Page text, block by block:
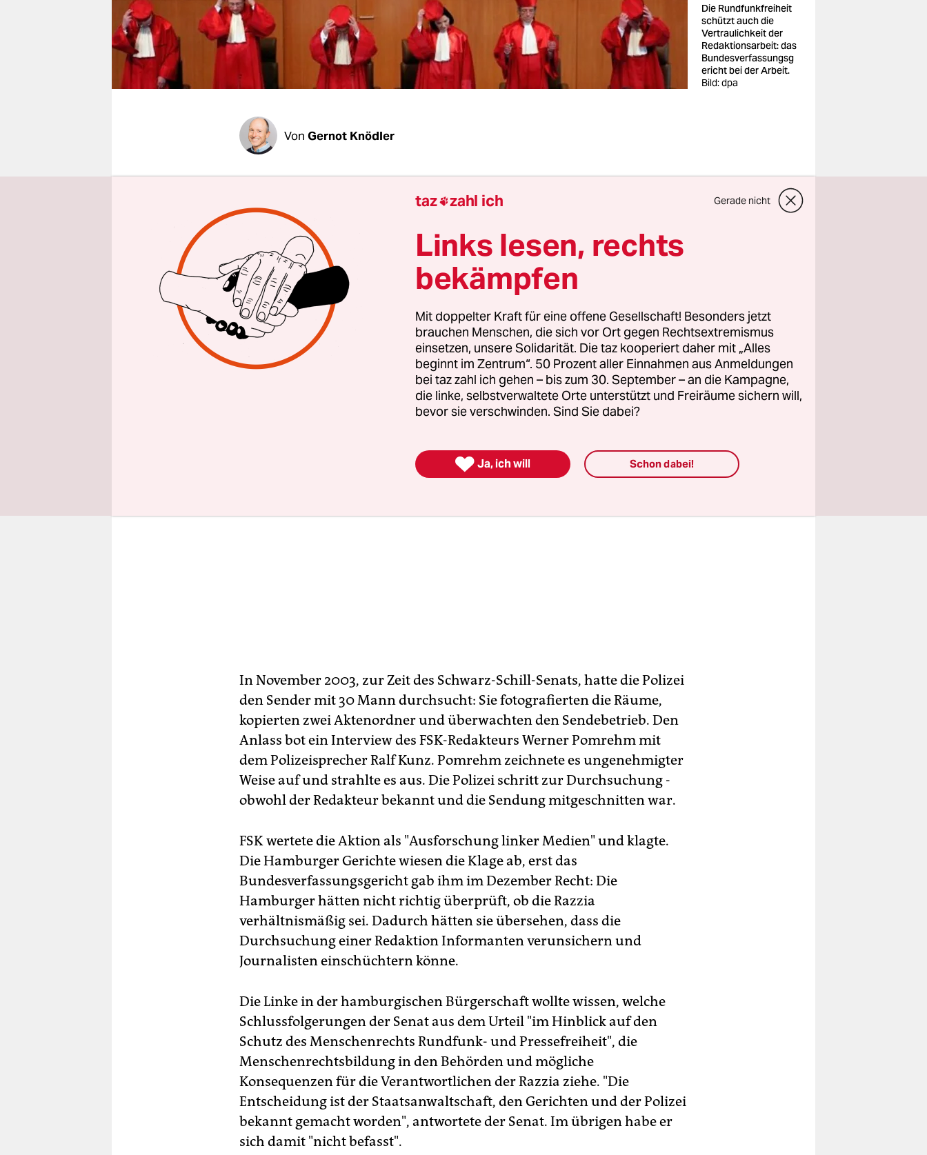
fragen & hilfe
unterstützen
abo
genossenschaft
Die Rundfunkfreiheit
schützt auch die
Vertraulichkeit der
Redaktionsarbeit: das
Bundesverfassungsg
ericht bei der Arbeit.
Bild: dpa
Von Gernot Knödler
| Eine Razzia beim linken Hamburger Radiosender FSK
war illegal. Der Senat hat sich nicht mit Konsequenzen daraus befasst.
Akten zum Polizeieinsatz wurden vernichtet
Die unverhältnismäßige Durchsuchung des Hamburger Radiosenders
"Freies Sender Kombinat" (FSK) ist ohne Folgen geblieben. Wie der CDU-
Senat auf Anfrage der Linksfraktion mitteilte, hat er keine Schlüsse aus
einem Urteil des Bundesverfassungsgerichts gezogen, das die Razzia
bei dem linken Sender für verfassungswidrig erklärte. Zu den Kosten
des aufwändigen Polizeieinsatzes könne er nichts sagen - die
Ermittlungsakten seien "zwischenzeitlich vernichtet" worden.
In November 2003, zur Zeit des Schwarz-Schill-Senats, hatte die Polizei
den Sender mit 30 Mann durchsucht: Sie fotografierten die Räume,
kopierten zwei Aktenordner und überwachten den Sendebetrieb. Den
Anlass bot ein Interview des FSK-Redakteurs Werner Pomrehm mit
dem Polizeisprecher Ralf Kunz. Pomrehm zeichnete es ungenehmigter
Weise auf und strahlte es aus. Die Polizei schritt zur Durchsuchung -
obwohl der Redakteur bekannt und die Sendung mitgeschnitten war.
FSK wertete die Aktion als "Ausforschung linker Medien" und klagte.
Die Hamburger Gerichte wiesen die Klage ab, erst das
Bundesverfassungsgericht gab ihm im Dezember Recht: Die
Hamburger hätten nicht richtig überprüft, ob die Razzia
verhältnismäßig sei. Dadurch hätten sie übersehen, dass die
Durchsuchung einer Redaktion Informanten verunsichern und
Journalisten einschüchtern könne.
Die Linke in der hamburgischen Bürgerschaft wollte wissen, welche
Schlussfolgerungen der Senat aus dem Urteil "im Hinblick auf den
Schutz des Menschenrechts Rundfunk- und Pressefreiheit", die
Menschenrechtsbildung in den Behörden und mögliche
Konsequenzen für die Verantwortlichen der Razzia ziehe. "Die
Entscheidung ist der Staatsanwaltschaft, den Gerichten und der Polizei
bekannt gemacht worden", antwortete der Senat. Im übrigen habe er
sich damit "nicht befasst".
taz zahl ich Gerade nicht
Links lesen, rechts
bekämpfen
Mit doppelter Kraft für eine offene Gesellschaft! Besonders jetzt
brauchen Menschen, die sich vor Ort gegen Rechtsextremismus
einsetzen, unsere Solidarität. Die taz kooperiert daher mit „Alles
beginnt im Zentrum“. 50 Prozent aller Einnahmen aus Anmeldungen
bei taz zahl ich gehen – bis zum 30. September – an die Kampagne,
die linke, selbstverwaltete Orte unterstützt und Freiräume sichern will,
bevor sie verschwinden. Sind Sie dabei?
 Ja, ich will Schon dabei!